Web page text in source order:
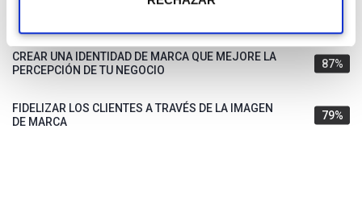
POTENCIAR EL ÉXITO DE TU PRODUCTO,
CREAR UNA IDENTIDAD DE MARCA QUE MEJORE LA
PERCEPCIÓN DE TU NEGOCIO
87%
FIDELIZAR LOS CLIENTES A TRAVÉS DE LA IMAGEN
DE MARCA
79%